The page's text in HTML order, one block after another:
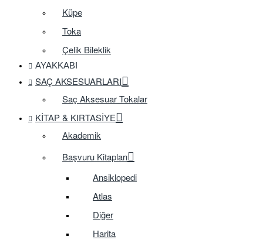
Küpe
Toka
Çelik Bileklik
AYAKKABI
SAÇ AKSESUARLARI
Saç Aksesuar Tokalar
KITAP & KIRTASIYE
Akademik
Başvuru Kitapları
Ansiklopedi
Atlas
Diğer
Harita